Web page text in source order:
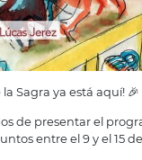
Sagra ya está aquí! 🎉
de presentar el
entre el 9 y el 15